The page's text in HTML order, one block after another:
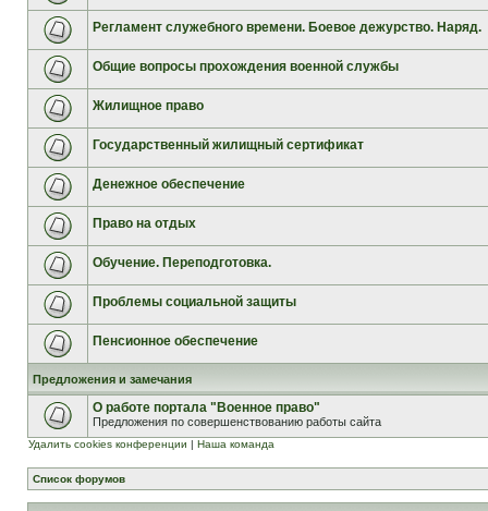
Регламент служебного времени. Боевое дежурство. Наряд.
Общие вопросы прохождения военной службы
Жилищное право
Государственный жилищный сертификат
Денежное обеспечение
Право на отдых
Обучение. Переподготовка.
Проблемы социальной защиты
Пенсионное обеспечение
Предложения и замечания
О работе портала "Военное право"
Предложения по совершенствованию работы сайта
Удалить cookies конференции | Наша команда
Список форумов